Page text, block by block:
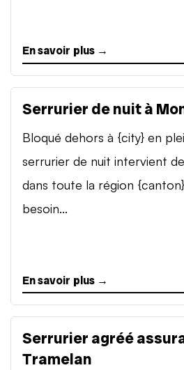
En savoir plus →
Serrurier de nuit à
Bloqué dehors à {city} en
serrurier de nuit intervient
dans toute la région
besoin...
En savoir plus →
Serrurier agréé
Tramelan